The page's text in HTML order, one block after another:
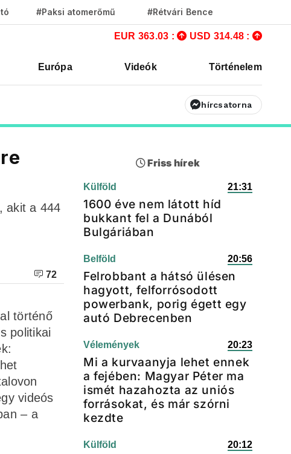
#Paksi atomerőmű #Rétvári Bence
EUR 363.03 : USD 314.48 :
Európa Videók Történelem
hírcsatorna
akit a 444
72
történő
politikai
videós
– a
Friss hírek
Külföld 21:31
1600 éve nem látott híd
bukkant fel a Dunából
Bulgáriában
Belföld 20:56
Felrobbant a hátsó ülésen
hagyott, felforrósodott
powerbank, porig égett egy
autó Debrecenben
Vélemények 20:23
Mi a kurvaanyja lehet ennek
a fejében: Magyar Péter ma
ismét hazahozta az uniós
forrásokat, és már szórni
kezdte
Külföld 20:12